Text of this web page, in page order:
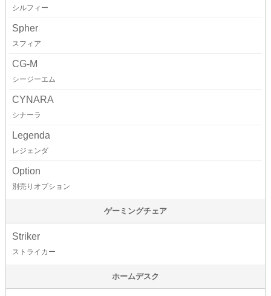
シルフィー
Spher
スフィア
CG-M
シージーエム
CYNARA
シナーラ
Legenda
レジェンダ
Option
別売りオプション
ゲーミングチェア
Striker
ストライカー
ホームデスク